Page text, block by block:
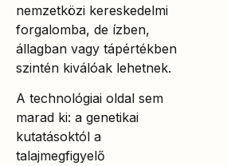
nemzetközi kereskedelmi
forgalomba, de ízben,
állagban vagy tápértékben
szintén kiválóak lehetnek.
A technológiai oldal sem
marad ki: a genetikai
kutatásoktól a
talajmegfigyelő